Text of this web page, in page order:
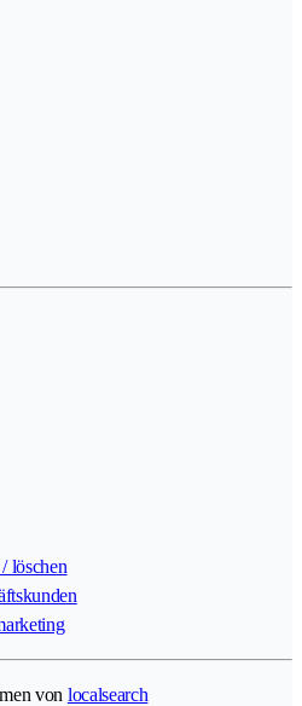
löschen
von localsearch